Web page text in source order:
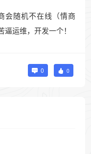
会随机不在线（情商
运维，开发一个！
0 0